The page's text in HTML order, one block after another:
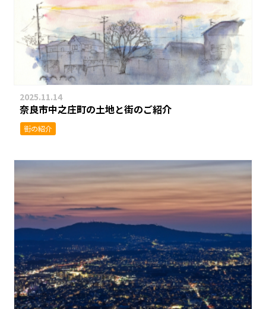
2025.11.14
奈良市中之庄町の土地と街のご紹介
街の紹介